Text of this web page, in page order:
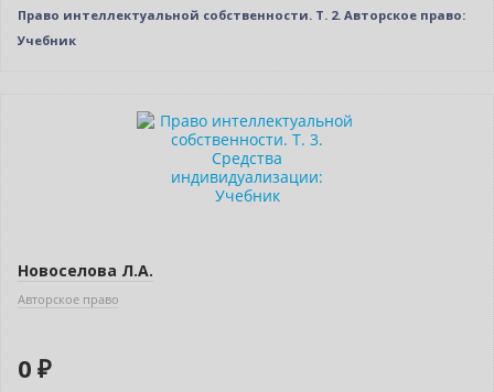
Право интеллектуальной собственности. Т. 2. Авторское право:
Учебник
Новоселова Л.А.
Авторское право
0 ₽